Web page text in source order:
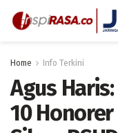
Home Info Terkini
Agus
10